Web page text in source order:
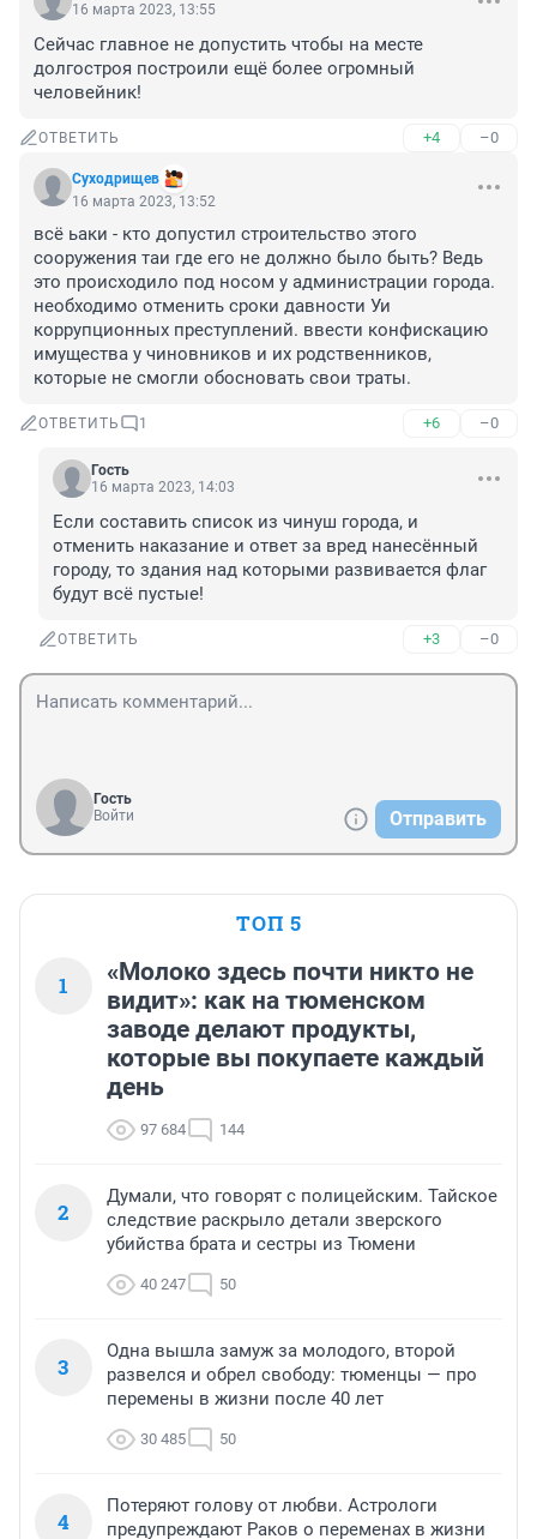
16 марта 2023, 13:55
Сейчас главное не допустить чтобы на месте
долгостроя построили ещё более огромный
человейник!
ОТВЕТИТЬ +4 –0
Суходрищев
16 марта 2023, 13:52
всё ьаки - кто допустил строительство этого
сооружения таи где его не должно было быть? Ведь
это происходило под носом у администрации города.
необходимо отменить сроки давности Уи
коррупционных преступлений. ввести конфискацию
имущества у чиновников и их родственников,
которые не смогли обосновать свои траты.
ОТВЕТИТЬ 1 +6 –0
Гость
16 марта 2023, 14:03
Если составить список из чинуш города, и
отменить наказание и ответ за вред нанесённый
городу, то здания над которыми развивается флаг
будут всё пустые!
ОТВЕТИТЬ +3 –0
Гость
Войти
Отправить
ТОП 5
1
«Молоко здесь почти никто не
видит»: как на тюменском
заводе делают продукты,
которые вы покупаете каждый
день
97 684 144
2
Думали, что говорят с полицейским. Тайское
следствие раскрыло детали зверского
убийства брата и сестры из Тюмени
40 247 50
3
Одна вышла замуж за молодого, второй
развелся и обрел свободу: тюменцы — про
перемены в жизни после 40 лет
30 485 50
4
Потеряют голову от любви. Астрологи
предупреждают Раков о переменах в жизни